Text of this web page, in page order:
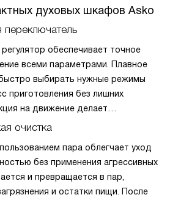
духовых шкафов Asko
обеспечивает точное
всеми параметрами. Плавное
выбирать нужные режимы
приготовления без лишних
на движение делает
а продуманная эргономика
использовании. Такое
надежность
к управлению техникой.
очистка
пара облегчает уход
без применения агрессивных
и превращается в пар,
и остатки пищи. После